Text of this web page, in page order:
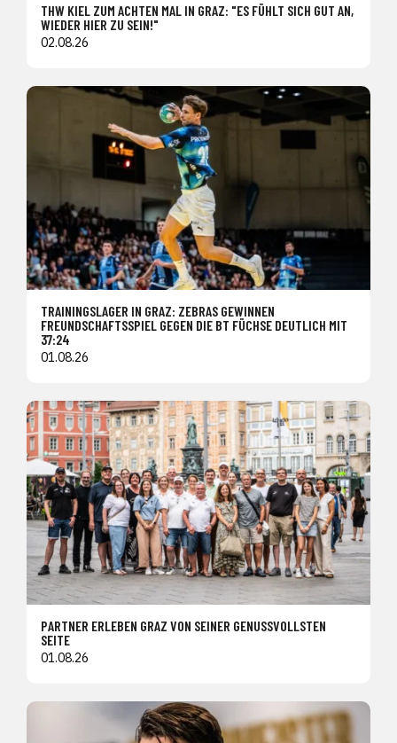
THW KIEL ZUM ACHTEN MAL IN GRAZ: "ES FÜHLT SICH GUT AN,
WIEDER HIER ZU SEIN!"
02.08.26
TRAININGSLAGER IN GRAZ: ZEBRAS GEWINNEN
FREUNDSCHAFTSSPIEL GEGEN DIE BT FÜCHSE DEUTLICH MIT
37:24
01.08.26
PARTNER ERLEBEN GRAZ VON SEINER GENUSSVOLLSTEN
SEITE
01.08.26